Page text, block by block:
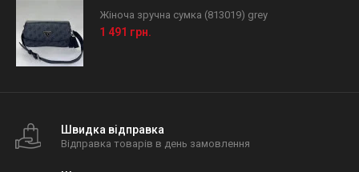
Жіноча зручна сумка (813019) grey
1 491 грн.
Швидка відправка
Відправка товарів в день замовлення